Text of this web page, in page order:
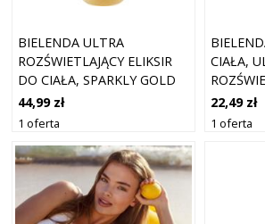
BIELENDA ULTRA
ROZŚWIETLAJĄCY ELIKSIR
DO CIAŁA, SPARKLY GOLD
44,99 zł
1 oferta
CIAŁA,
22,49 zł
1 oferta